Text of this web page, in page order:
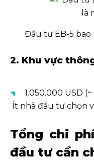
Đầu tư EB-5
2. Khu vực
1.050.000 USD
Ít nhà đầu tư chọn
Tổng chi
đầu tư cần